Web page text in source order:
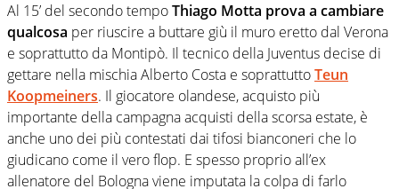
Al 15’ del secondo tempoThiago Motta prova a cambiare
qualcosa per riuscire a buttare giù il muro eretto dal Verona
e soprattutto da Montipò. Il tecnico della Juventus decise di
gettare nella mischia Alberto Costa e soprattuttoTeun
Koopmeiners. Il giocatore olandese, acquisto più
importante della campagna acquisti della scorsa estate, è
anche uno dei più contestati dai tifosi bianconeri che lo
giudicano come il vero flop. E spesso proprio all’ex
allenatore del Bologna viene imputata la colpa di farlo